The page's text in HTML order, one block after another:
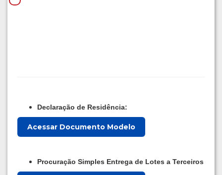
Declaração de Residência:
Acessar Documento Modelo
Procuração Simples Entrega de Lotes a Terceiros